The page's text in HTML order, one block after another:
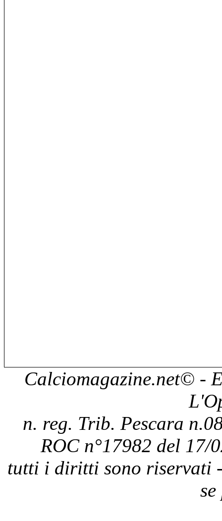
Calciomagazine.net© -
n. reg. Trib. Pescara
ROC n°17982 del 17/
tutti i diritti sono riservati